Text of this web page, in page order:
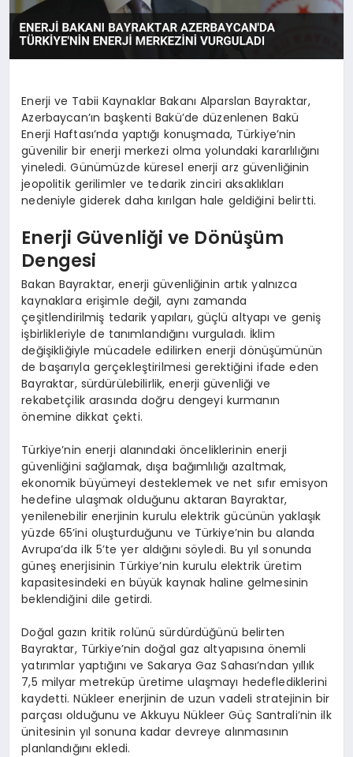
Enerji ve Tabii Kaynaklar Bakanı Alparslan Bayraktar,
Azerbaycan’ın başkenti Bakü’de düzenlenen Bakü
Enerji Haftası’nda yaptığı konuşmada, Türkiye’nin
güvenilir bir enerji merkezi olma yolundaki kararlılığını
yineledi. Günümüzde küresel enerji arz güvenliğinin
jeopolitik gerilimler ve tedarik zinciri aksaklıkları
nedeniyle giderek daha kırılgan hale geldiğini belirtti.
Enerji Güvenliği ve Dönüşüm
Dengesi
Bakan Bayraktar, enerji güvenliğinin artık yalnızca
kaynaklara erişimle değil, aynı zamanda
çeşitlendirilmiş tedarik yapıları, güçlü altyapı ve geniş
işbirlikleriyle de tanımlandığını vurguladı. İklim
değişikliğiyle mücadele edilirken enerji dönüşümünün
de başarıyla gerçekleştirilmesi gerektiğini ifade eden
Bayraktar, sürdürülebilirlik, enerji güvenliği ve
rekabetçilik arasında doğru dengeyi kurmanın
önemine dikkat çekti.
Türkiye’nin enerji alanındaki önceliklerinin enerji
güvenliğini sağlamak, dışa bağımlılığı azaltmak,
ekonomik büyümeyi desteklemek ve net sıfır emisyon
hedefine ulaşmak olduğunu aktaran Bayraktar,
yenilenebilir enerjinin kurulu elektrik gücünün yaklaşık
yüzde 65’ini oluşturduğunu ve Türkiye’nin bu alanda
Avrupa’da ilk 5’te yer aldığını söyledi. Bu yıl sonunda
güneş enerjisinin Türkiye’nin kurulu elektrik üretim
kapasitesindeki en büyük kaynak haline gelmesinin
beklendiğini dile getirdi.
Doğal gazın kritik rolünü sürdürdüğünü belirten
Bayraktar, Türkiye’nin doğal gaz altyapısına önemli
yatırımlar yaptığını ve Sakarya Gaz Sahası’ndan yıllık
7,5 milyar metreküp üretime ulaşmayı hedeflediklerini
kaydetti. Nükleer enerjinin de uzun vadeli stratejinin bir
parçası olduğunu ve Akkuyu Nükleer Güç Santrali’nin ilk
ünitesinin yıl sonuna kadar devreye alınmasının
planlandığını ekledi.